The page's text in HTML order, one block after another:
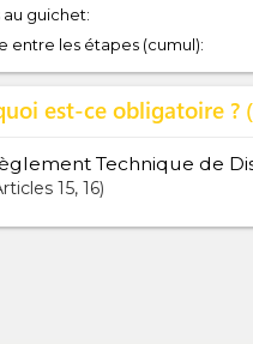
au guichet:
entre les étapes (cumul):
est-ce obligatoire ?
Technique de
15, 16